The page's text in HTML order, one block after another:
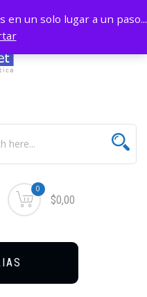
0
$0,00
un solo lugar a un paso...